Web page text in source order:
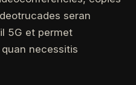
seran
5G et permet
necessitis